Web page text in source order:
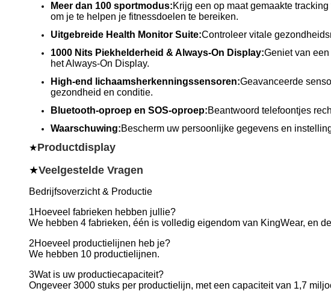
Meer dan 100 sportmodus:Krijg een op maat gemaakte
om je te helpen je fitnessdoelen te bereiken.
Uitgebreide Health Monitor Suite:Controleer vitale
1000 Nits Piekhelderheid & Always-On Display:Geniet van
het Always-On Display.
High-end lichaamsherkenningssensoren:Geavanceerde
gezondheid en conditie.
Bluetooth-oproep en SOS-oproep:Beantwoord telefoontjes
Waarschuwing:Bescherm uw persoonlijke gegevens en
★Productdisplay
★Veelgestelde Vragen
Bedrijfsoverzicht & Productie
1Hoeveel fabrieken hebben jullie?
We hebben 4 fabrieken, één is volledig eigendom van KingWear, en
2Hoeveel productielijnen heb je?
We hebben 10 productielijnen.
3Wat is uw productiecapaciteit?
Ongeveer 3000 stuks per productielijn, met een capaciteit van 1,7